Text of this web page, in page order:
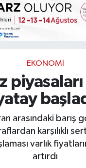
EKONOMI
arasındaki barış
karşılıklı
varlık
artırdı
Haritası